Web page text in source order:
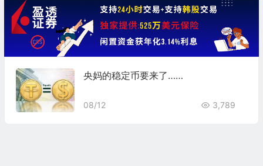
央妈的稳定币要来了……
08/12 3,789